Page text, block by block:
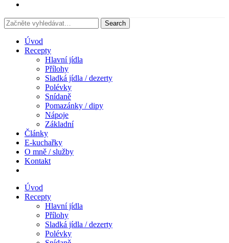
Úvod
Recepty
Hlavní jídla
Přílohy
Sladká jídla / dezerty
Polévky
Snídaně
Pomazánky / dipy
Nápoje
Základní
Články
E-kuchařky
O mně / služby
Kontakt
Úvod
Recepty
Hlavní jídla
Přílohy
Sladká jídla / dezerty
Polévky